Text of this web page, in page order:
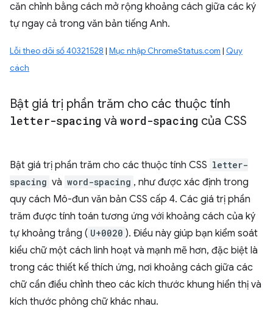
căn chỉnh bằng cách mở rộng khoảng cách giữa các ký
tự ngay cả trong văn bản tiếng Anh.
Lỗi theo dõi số 40321528 | Mục nhập ChromeStatus.com | Quy
cách
Bật giá trị phần trăm cho các thuộc tính
letter-spacing và word-spacing của CSS
Bật giá trị phần trăm cho các thuộc tính CSS letter-
spacing và word-spacing , như được xác định trong
quy cách Mô-đun văn bản CSS cấp 4. Các giá trị phần
trăm được tính toán tương ứng với khoảng cách của ký
tự khoảng trắng ( U+0020 ). Điều này giúp bạn kiểm soát
kiểu chữ một cách linh hoạt và mạnh mẽ hơn, đặc biệt là
trong các thiết kế thích ứng, nơi khoảng cách giữa các
chữ cần điều chỉnh theo các kích thước khung hiển thị và
kích thước phông chữ khác nhau.